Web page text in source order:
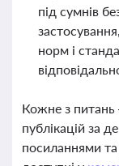
під сумнів
норм і
Кожне з питань
публікацій за
посиланнями